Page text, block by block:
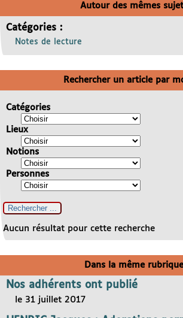
Autour des mêmes
Catégories :
Notes de lecture
Rechercher un article par
Catégories
Lieux
Notions
Personnes
Aucun résultat pour cette recherche
Dans la même rubrique
Nos adhérents ont publié
le 31 juillet 2017